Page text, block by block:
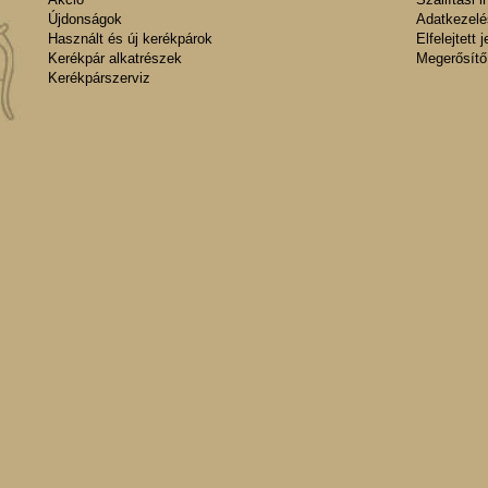
Újdonságok
Használt és új kerékpárok
Kerékpár alkatrészek
Kerékpárszerviz
Elfelejtett